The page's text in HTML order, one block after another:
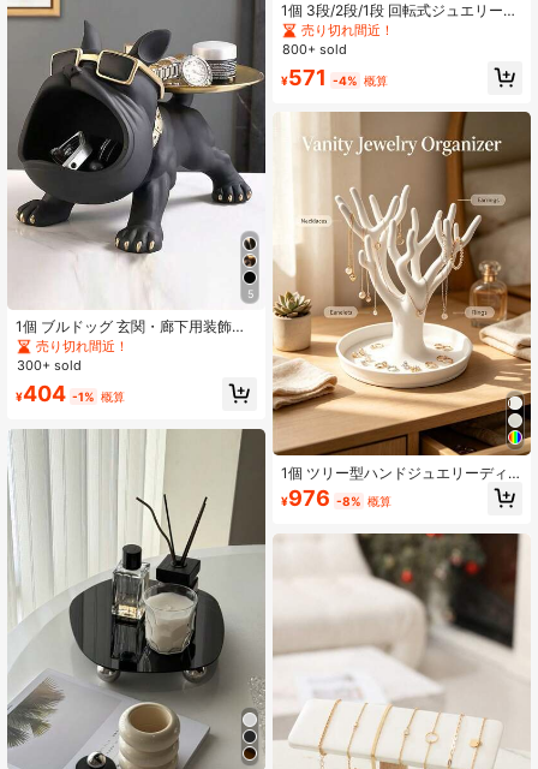
5
1個 ブルドッグ 玄関・廊下用装飾収
納トレイ、グラス、時計、鍵、ジュ
エリーを収納可能、ジュエリー収納
ームデコレーションオーナメント
売り切れ間近！
300+ sold
¥404 -1% 概算
#7 ベストセラー ジュエリートレイ
1個 3段/2段/1段 回転式ジュエリーデ
ィスプレイラック、ホーム収納オー
ガナイザー、キーホルダー、多層ヘ
ダー
売り切れ間近！
800+ sold
¥571 -4% 概算
1個 ツリー型ハンドジュエリーディ
スプレイスタンド、マルチフィンガ
ー ホワイト樹脂製リングホルダー、
ス ネックレス ブレスレット オーガ
ナイザー、エレガントなデスクトッ
プジュエリーラック、ドレッサー引
き出し用、女性と女の子へのユニー
クなギフト、樹脂製ハンド型ジュエ
リーディスプレイトレイ、リング ネ
ックレス ピアス ディスプレイスタン
ド、寝室ドレッサー用、ジュエリー
キー トレイ、ドレッサーデコレーシ
ョンギフト、寝室バスルームカウン
ター用ジュエリー収納ディスプレイ
デコレーション、リング、ネックレ
ス、ピアス、ブレスレットを整理整
頓、芸術的なスタイルとホームデコ
¥976 -8% 概算